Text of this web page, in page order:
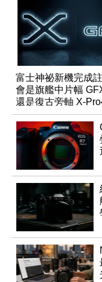
富士神祕新機完成註
會是旗艦中片幅
還是復古旁軸 X-